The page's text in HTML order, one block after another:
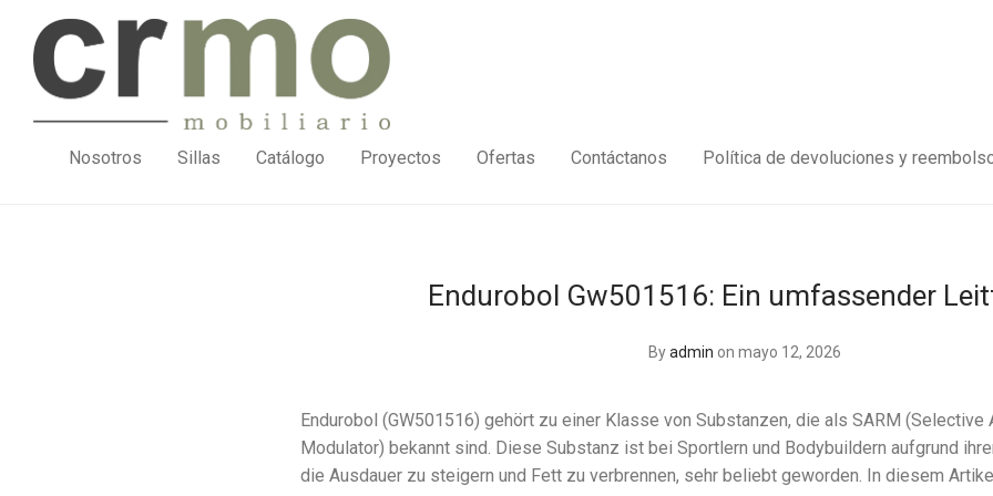
Nosotros Sillas Catálogo Proyectos Ofertas Contáctanos Política de devoluciones y
Endurobol Gw501516: Ein umfassender
Byadmin on mayo 12, 2026
Endurobol (GW501516) gehört zu einer Klasse von Substanzen, die als SARM (Selective
Modulator) bekannt sind. Diese Substanz ist bei Sportlern und Bodybuildern aufgrund
die Ausdauer zu steigern und Fett zu verbrennen, sehr beliebt geworden. In diesem